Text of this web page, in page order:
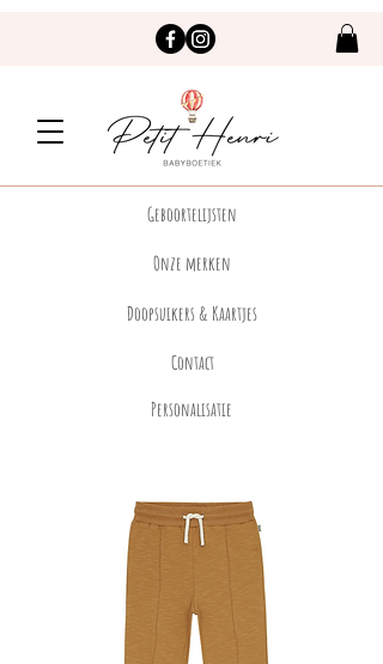
Geboortelijsten
Onze merken
Doopsuikers & Kaartjes
Contact
Personalisatie